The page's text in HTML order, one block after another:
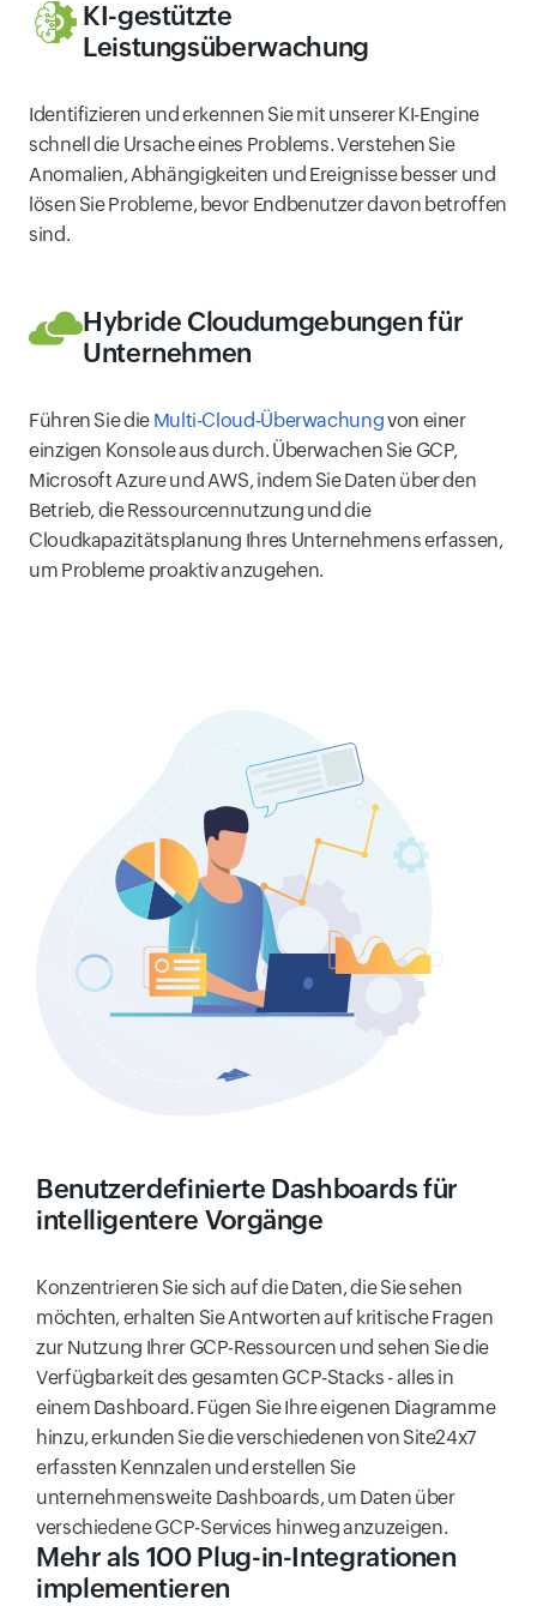
KI-gestützte
Leistungsüberwachung
Identifizieren und erkennen Sie mit unserer KI-Engine
schnell die Ursache eines Problems. Verstehen Sie
Anomalien, Abhängigkeiten und Ereignisse besser und
lösen Sie Probleme, bevor Endbenutzer davon betroffen
sind.
Hybride Cloudumgebungen für
Unternehmen
Führen Sie die Multi-Cloud-Überwachungvon einer
einzigen Konsole aus durch. Überwachen Sie GCP,
Microsoft Azure und AWS, indem Sie Daten über den
Betrieb, die Ressourcennutzung und die
Cloudkapazitätsplanung Ihres Unternehmens erfassen,
um Probleme proaktiv anzugehen.
Benutzerdefinierte Dashboards für
intelligentere Vorgänge
Konzentrieren Sie sich auf die Daten, die Sie sehen
möchten, erhalten Sie Antworten auf kritische Fragen
zur Nutzung Ihrer GCP-Ressourcen und sehen Sie die
Verfügbarkeit des gesamten GCP-Stacks - alles in
einem Dashboard. Fügen Sie Ihre eigenen Diagramme
hinzu, erkunden Sie die verschiedenen von Site24x7
erfassten Kennzalen und erstellen Sie
unternehmensweite Dashboards, um Daten über
verschiedene GCP-Services hinweg anzuzeigen.
Mehr als 100 Plug-in-Integrationen
implementieren